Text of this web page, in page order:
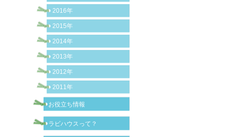
2016年
2015年
2014年
2013年
2012年
2011年
お役立ち情報
ラビハウスって？